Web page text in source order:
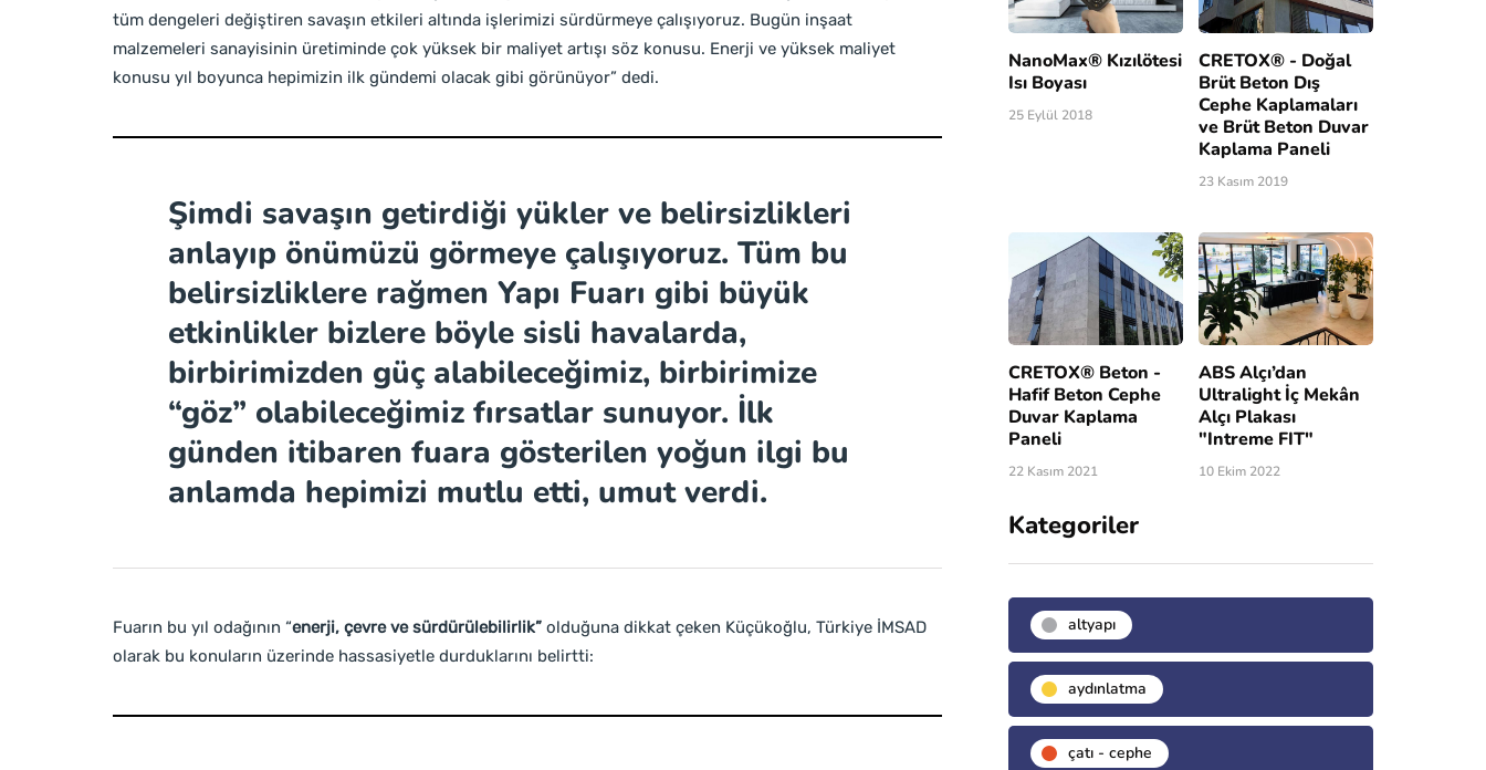
tüm dengeleri değiştiren savaşın etkileri altında işlerimizi sürdürmeye çalışıyoruz. Bugün inşaat
malzemeleri sanayisinin üretiminde çok yüksek bir maliyet artışı söz konusu. Enerji ve yüksek maliyet
konusu yıl boyunca hepimizin ilk gündemi olacak gibi görünüyor” dedi.
Şimdi savaşın getirdiği yükler ve belirsizlikleri
anlayıp önümüzü görmeye çalışıyoruz. Tüm bu
belirsizliklere rağmen Yapı Fuarı gibi büyük
etkinlikler bizlere böyle sisli havalarda,
birbirimizden güç alabileceğimiz, birbirimize
“göz” olabileceğimiz fırsatlar sunuyor. İlk
günden itibaren fuara gösterilen yoğun ilgi bu
anlamda hepimizi mutlu etti, umut verdi.
Fuarın bu yıl odağının “enerji, çevre ve sürdürülebilirlik” olduğuna dikkat çeken Küçükoğlu, Türkiye İMSAD
olarak bu konuların üzerinde hassasiyetle durduklarını belirtti:
NanoMax® Kızılötesi
Isı Boyası
25 Eylül 2018
CRETOX® - Doğal
Brüt Beton Dış
Cephe Kaplamaları
ve Brüt Beton Duvar
Kaplama Paneli
23 Kasım 2019
CRETOX® Beton -
Hafif Beton Cephe
Duvar Kaplama
Paneli
22 Kasım 2021
ABS Alçı’dan
Ultralight İç Mekân
Alçı Plakası
"Intreme FIT"
10 Ekim 2022
Kategoriler
altyapı
aydınlatma
çatı - cephe